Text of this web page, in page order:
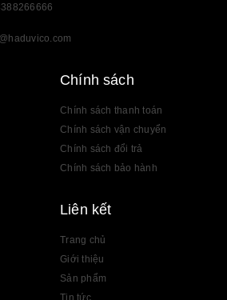
Chính sách
Chính sách thanh toán
Chính sách vận chuyển
Chính sách đổi trả
Chính sách bảo hành
Liên kết
Trang chủ
Giới thiệu
Sản phẩm
Tin tức